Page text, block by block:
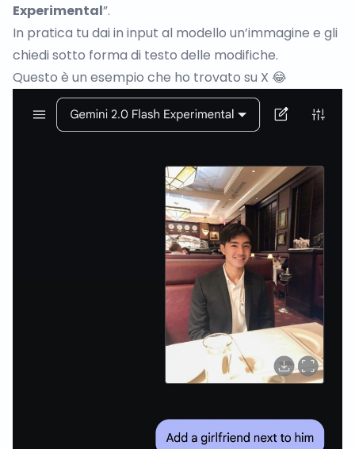
Experimental”.
In pratica tu dai in input al modello un’immagine e gli
chiedi sotto forma di testo delle modifiche.
Questo è un esempio che ho trovato su X 😂